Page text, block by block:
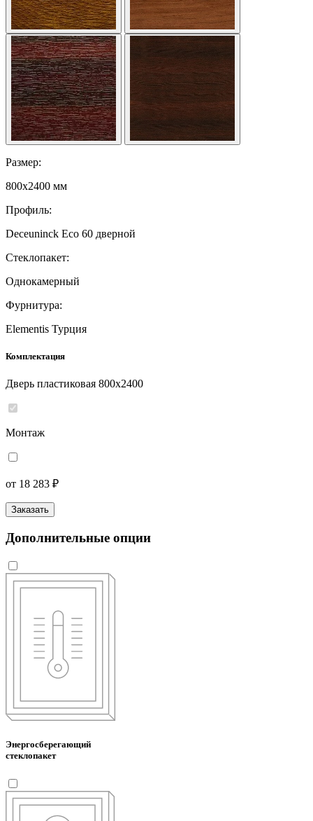
Размер:
800x2400 мм
Профиль:
Deceuninck Eco 60 дверной
Стеклопакет:
Однокамерный
Фурнитура:
Elementis Турция
Комплектация
Дверь пластиковая 800x2400
Монтаж
от 18 283 ₽
Заказать
Дополнительные опции
Энергосберегающий
стеклопакет